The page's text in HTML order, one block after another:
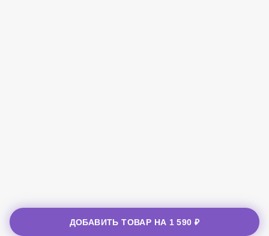
ДОБАВИТЬ ТОВАР НА 1 590 ₽